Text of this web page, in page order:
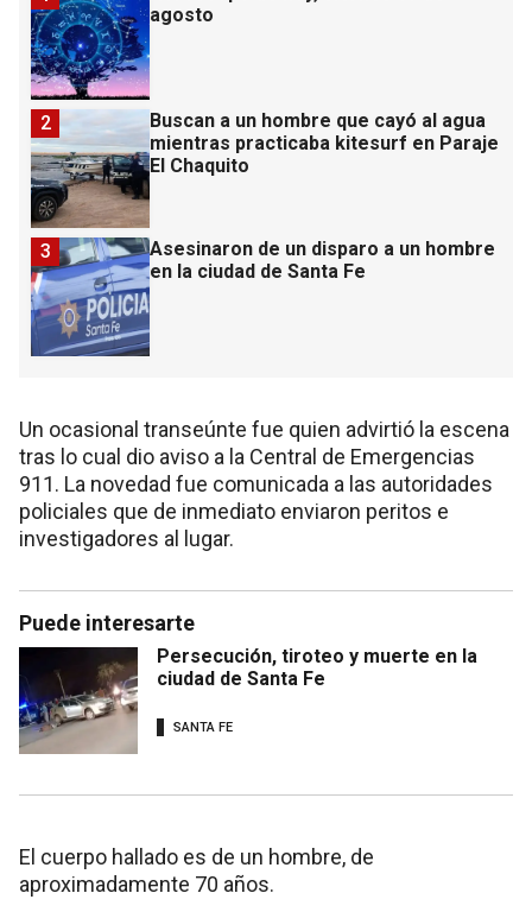
agosto
Buscan a un hombre que cayó al agua
mientras practicaba kitesurf en Paraje
El Chaquito
2
Asesinaron de un disparo a un hombre
en la ciudad de Santa Fe
3
Un ocasional transeúnte fue quien advirtió la escena
tras lo cual dio aviso a la Central de Emergencias
911. La novedad fue comunicada a las autoridades
policiales que de inmediato enviaron peritos e
investigadores al lugar.
Puede interesarte
Persecución, tiroteo y muerte en la
ciudad de Santa Fe
SANTA FE
El cuerpo hallado es de un hombre, de
aproximadamente 70 años.